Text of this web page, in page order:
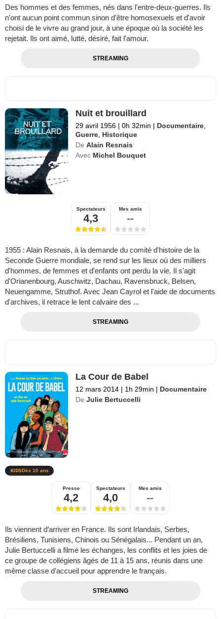
Des hommes et des femmes, nés dans l'entre-deux-guerres. Ils
n'ont aucun point commun sinon d'être homosexuels et d'avoir
choisi de le vivre au grand jour, à une époque où la société les
rejetait. Ils ont aimé, lutté, désiré, fait l'amour.
STREAMING
Nuit et brouillard
29 avril 1956 | 0h 32min | Documentaire,
Guerre, Historique
De Alain Resnais
Avec Michel Bouquet
Spectateurs
4,3
Mes amis
--
1955 : Alain Resnais, à la demande du comité d'histoire de la
Seconde Guerre mondiale, se rend sur les lieux où des milliers
d'hommes, de femmes et d'enfants ont perdu la vie. Il s'agit
d'Orianenbourg, Auschwitz, Dachau, Ravensbruck, Belsen,
Neuengamme, Struthof. Avec Jean Cayrol et l'aide de documents
d'archives, il retrace le lent calvaire des ...
STREAMING
La Cour de Babel
12 mars 2014 | 1h 29min | Documentaire
De Julie Bertuccelli
Dès 10 ans
Presse
4,2
Spectateurs
4,0
Mes amis
--
Ils viennent d’arriver en France. Ils sont Irlandais, Serbes,
Brésiliens, Tunisiens, Chinois ou Sénégalais... Pendant un an,
Julie Bertuccelli a filmé les échanges, les conflits et les joies de
ce groupe de collégiens âgés de 11 à 15 ans, réunis dans une
même classe d’accueil pour apprendre le français.
STREAMING